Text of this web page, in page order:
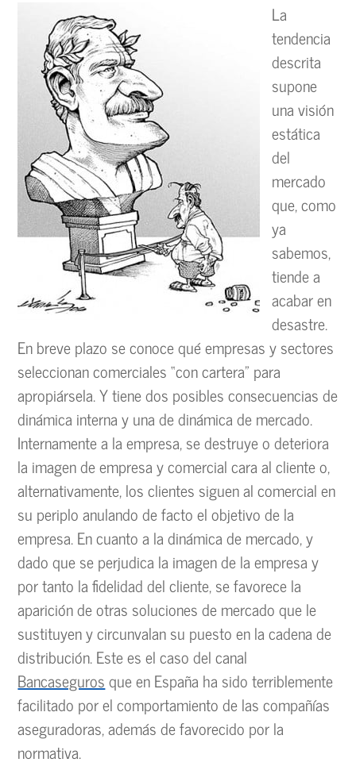
La
tendencia
descrita
supone
una visión
estática
del
mercado
que, como
ya
sabemos,
tiende a
acabar en
desastre.
En breve plazo se conoce qué empresas y sectores
seleccionan comerciales “con cartera” para
apropiársela. Y tiene dos posibles consecuencias de
dinámica interna y una de dinámica de mercado.
Internamente a la empresa, se destruye o deteriora
la imagen de empresa y comercial cara al cliente o,
alternativamente, los clientes siguen al comercial en
su periplo anulando de facto el objetivo de la
empresa. En cuanto a la dinámica de mercado, y
dado que se perjudica la imagen de la empresa y
por tanto la fidelidad del cliente, se favorece la
aparición de otras soluciones de mercado que le
sustituyen y circunvalan su puesto en la cadena de
distribución. Este es el caso del canal
Bancasegurosque en España ha sido terriblemente
facilitado por el comportamiento de las compañías
aseguradoras, además de favorecido por la
normativa.